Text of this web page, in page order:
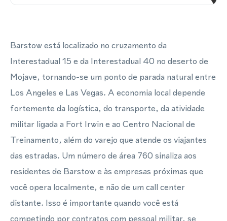
Barstow está localizado no cruzamento da
Interestadual 15 e da Interestadual 40 no deserto de
Mojave, tornando-se um ponto de parada natural entre
Los Angeles e Las Vegas. A economia local depende
fortemente da logística, do transporte, da atividade
militar ligada a Fort Irwin e ao Centro Nacional de
Treinamento, além do varejo que atende os viajantes
das estradas. Um número de área 760 sinaliza aos
residentes de Barstow e às empresas próximas que
você opera localmente, e não de um call center
distante. Isso é importante quando você está
competindo por contratos com pessoal militar, se